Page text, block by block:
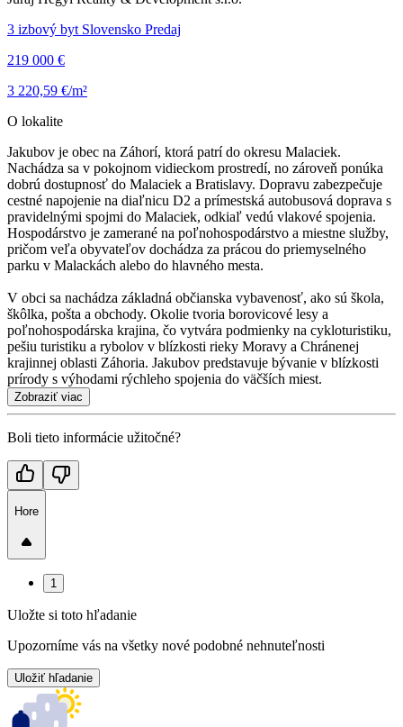
3 izbový byt Slovensko Predaj
219 000 €
3 220,59 €/m²
O lokalite
Jakubov je obec na Záhorí, ktorá patrí do okresu Malaciek.
Nachádza sa v pokojnom vidieckom prostredí, no zároveň ponúka
dobrú dostupnosť do Malaciek a Bratislavy. Dopravu zabezpečuje
cestné napojenie na diaľnicu D2 a prímestská autobusová doprava s
pravidelnými spojmi do Malaciek, odkiaľ vedú vlakové spojenia.
Hospodárstvo je zamerané na poľnohospodárstvo a miestne služby,
pričom veľa obyvateľov dochádza za prácou do priemyselného
parku v Malackách alebo do hlavného mesta.
V obci sa nachádza základná občianska vybavenosť, ako sú škola,
škôlka, pošta a obchody. Okolie tvoria borovicové lesy a
poľnohospodárska krajina, čo vytvára podmienky na cykloturistiku,
pešiu turistiku a rybolov v blízkosti rieky Moravy a Chránenej
krajinnej oblasti Záhoria. Jakubov predstavuje bývanie v blízkosti
prírody s výhodami rýchleho spojenia do väčších miest.
Zobraziť viac
Boli tieto informácie užitočné?
Hore
1
Uložte si toto hľadanie
Upozorníme vás na všetky nové podobné nehnuteľnosti
Uložiť hľadanie